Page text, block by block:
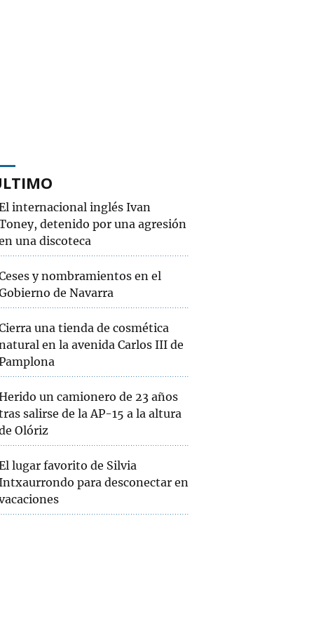
internacional inglés Ivan
detenido por una agresión
una discoteca
y nombramientos en el
de Navarra
una tienda de cosmética
en la avenida Carlos III de
un camionero de 23 años
salirse de la AP-15 a la altura
Olóriz
lugar favorito de Silvia
para desconectar en